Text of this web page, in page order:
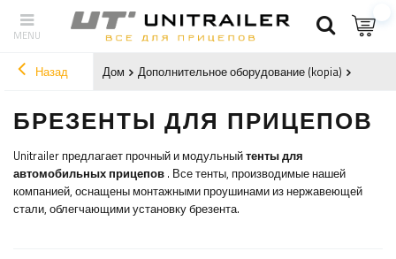
Назад Дом Дополнительное оборудование (kopia)
БРЕЗЕНТЫ ДЛЯ ПРИЦЕПОВ
Unitrailer предлагает прочный и модульныйтенты для
автомобильных прицепов . Все тенты, производимые нашей
компанией, оснащены монтажными проушинами из нержавеющей
стали, облегчающими установку брезента.